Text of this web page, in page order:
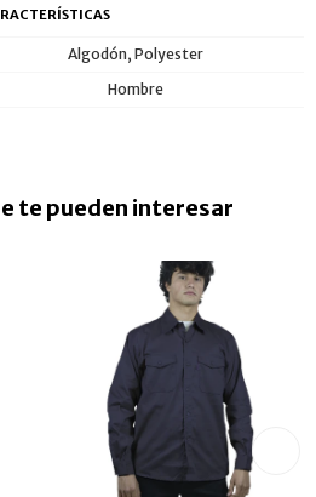
Algodón, Polyester
Hombre
te pueden interesar